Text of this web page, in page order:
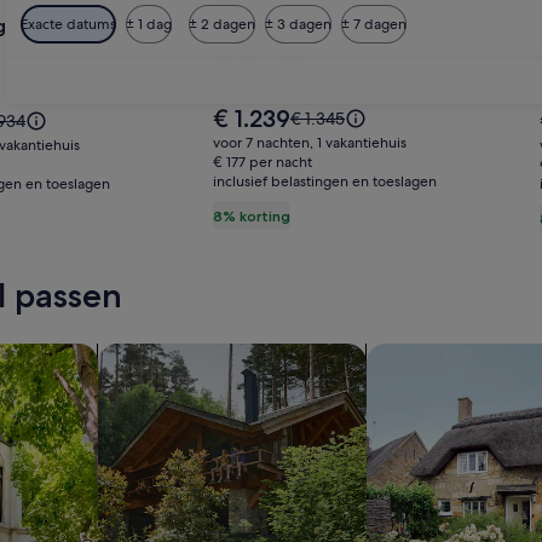
Exacte datums ± 1 dag ± 2 dagen ± 3 dagen ± 7 dagen
~ Firepit, Pool,
en toeslagen
Winter
Winter Park Oasis
8% korting
De
prijs
is
€ 1.239
€ 1.239De
prijs
was
€ 1.345,
€ 1.345
voor 7 nachten, 1 vakantiehuis
€ 177 per nacht
inclusief belastingen en toeslagen
Huisjes zoeken Cottages zoeken